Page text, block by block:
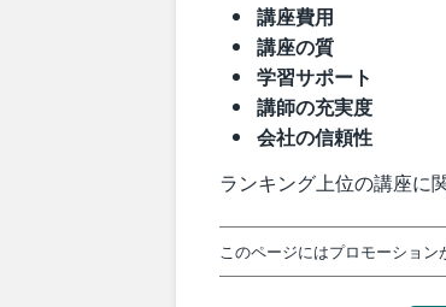
講座費用
講座の質
学習サポート
講師の充実度
会社の信頼性
ランキング上位の講座に
このページにはプロモーション